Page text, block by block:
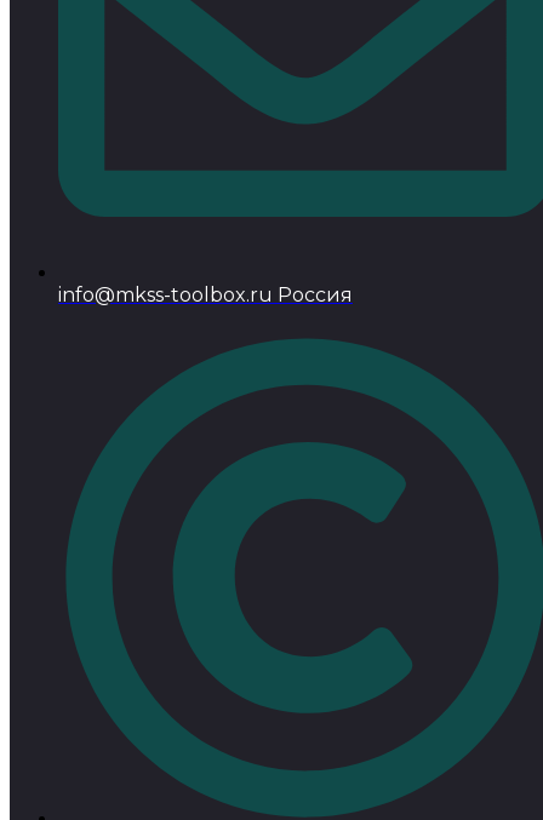
info@mkss-toolbox.ru Россия